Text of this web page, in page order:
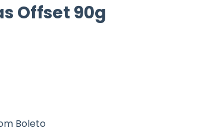
Offset 90g
Boleto